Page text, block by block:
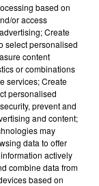
based on
or access
Create
select personalised
content
or combinations
services; Create
personalised
prevent and
and content;
may
data to offer
actively
combine data from
based on